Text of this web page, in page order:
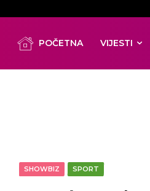
POČETNA VIJESTI
SHOWBIZ SPORT